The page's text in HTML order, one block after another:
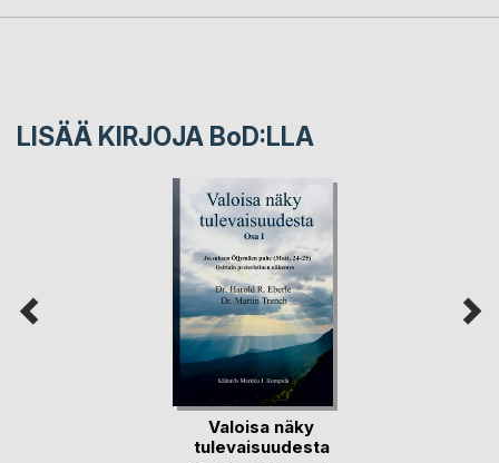
LISÄÄ KIRJOJA BoD:LLA
Valoisa näky
tulevaisuudesta